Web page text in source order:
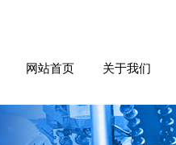
网站首页 关于我们